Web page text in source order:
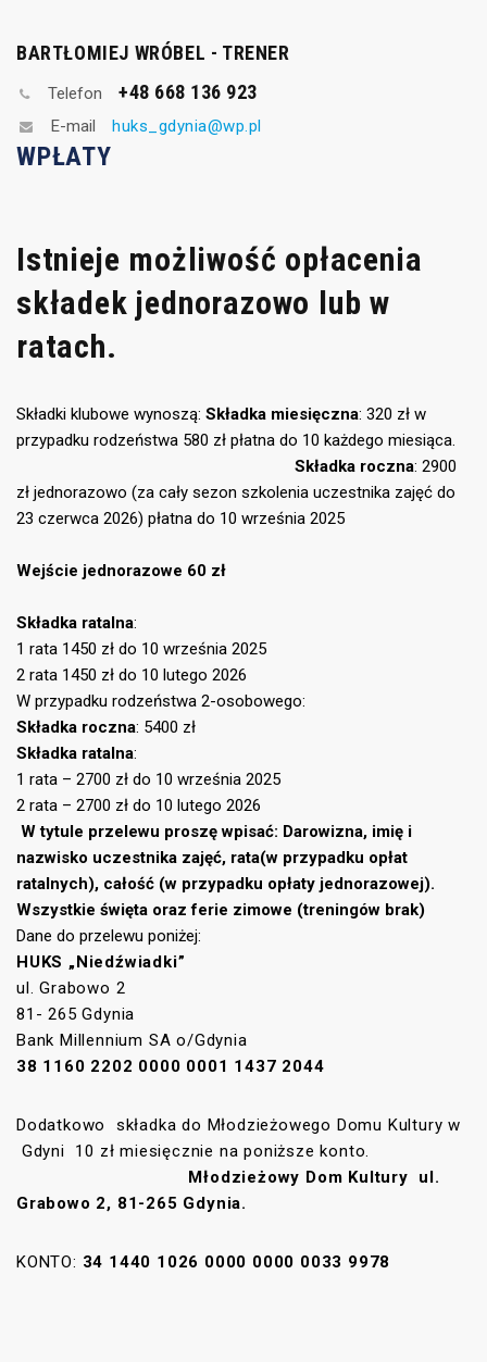
BARTŁOMIEJ WRÓBEL - TRENER
Telefon +48 668 136 923
E-mail huks_gdynia@wp.pl
WPŁATY
Istnieje możliwość opłacenia
składek jednorazowo lub w
ratach.
Składki klubowe wynoszą: Składka miesięczna: 320 zł w
przypadku rodzeństwa 580 zł płatna do 10 każdego miesiąca.
Składka roczna: 2900
zł jednorazowo (za cały sezon szkolenia uczestnika zajęć do
23 czerwca 2026) płatna do 10 września 2025
Wejście jednorazowe 60 zł
Składka ratalna:
1 rata 1450 zł do 10 września 2025
2 rata 1450 zł do 10 lutego 2026
W przypadku rodzeństwa 2-osobowego:
Składka roczna: 5400 zł
Składka ratalna:
1 rata – 2700 zł do 10 września 2025
2 rata – 2700 zł do 10 lutego 2026
W tytule przelewu proszę wpisać: Darowizna, imię i
nazwisko uczestnika zajęć, rata(w przypadku opłat
ratalnych), całość (w przypadku opłaty jednorazowej).
Wszystkie święta oraz ferie zimowe (treningów brak)
Dane do przelewu poniżej:
HUKS „Niedźwiadki”
ul. Grabowo 2
81- 265 Gdynia
Bank Millennium SA o/Gdynia
38 1160 2202 0000 0001 1437 2044
Dodatkowo składka do Młodzieżowego Domu Kultury w
Gdyni 10 zł miesięcznie na poniższe konto.
Młodzieżowy Dom Kultury ul.
Grabowo 2, 81-265 Gdynia.
KONTO: 34 1440 1026 0000 0000 0033 9978